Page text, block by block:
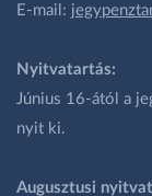
E-mail:
Nyitvatartás:
Június 16-ától a
nyit ki.
Augusztusi